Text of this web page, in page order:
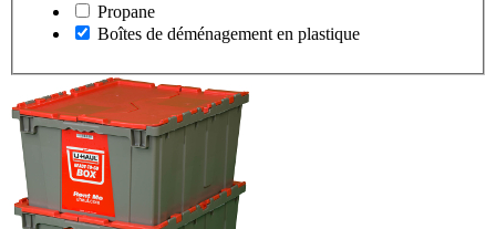
Propane
Boîtes de déménagement en plastique